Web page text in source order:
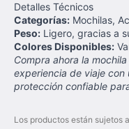
Detalles Técnicos
Categorías: Mochilas,
Peso: Ligero, gracias a
Colores Disponibles:
Compra ahora la
experiencia de viaje con
protección confiable
Los productos están sujetos